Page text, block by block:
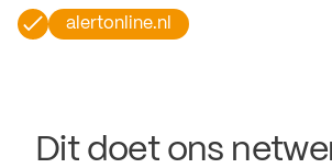
alertonline.nl
Dit doet ons